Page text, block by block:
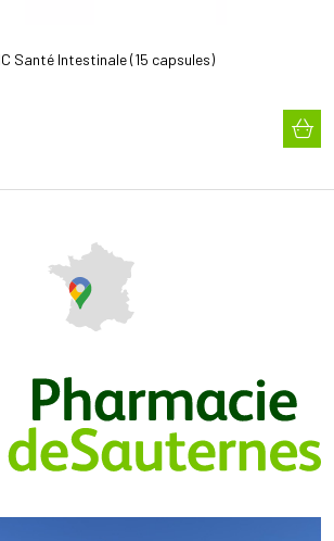
Santé Intestinale (15 capsules)